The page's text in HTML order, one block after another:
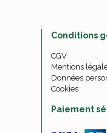
Conditions
CGV
Mentions
Données
Cookies
Paiement